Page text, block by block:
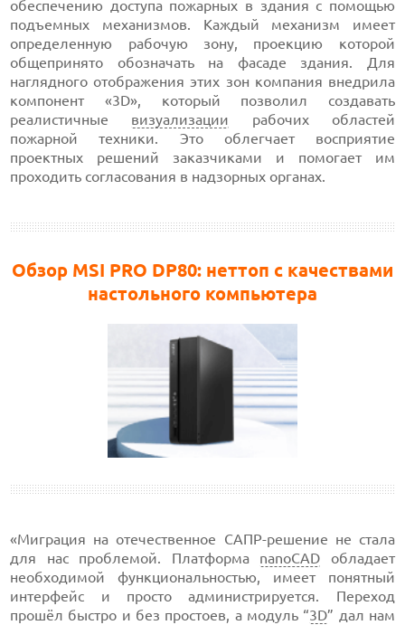
обеспечению доступа пожарных в здания с помощью
подъемных механизмов. Каждый механизм имеет
определенную рабочую зону, проекцию которой
общепринято обозначать на фасаде здания. Для
наглядного отображения этих зон компания внедрила
компонент «3D», который позволил создавать
реалистичные визуализации рабочих областей
пожарной техники. Это облегчает восприятие
проектных решений заказчиками и помогает им
проходить согласования в надзорных органах.
Обзор MSI PRO DP80: неттоп с качествами
настольного компьютера
«Миграция на отечественное САПР-решение не стала
для нас проблемой. Платформа nanoCAD обладает
необходимой функциональностью, имеет понятный
интерфейс и просто администрируется. Переход
прошёл быстро и без простоев, а модуль “3D” дал нам